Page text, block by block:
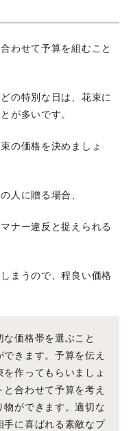
わせて予算を組むこと
の特別な日は、花束に
が多いです。
の価格を決めましょ
人に贈る場合、
ナー違反と捉えられる
まうので、程良い価格
価格帯を選ぶこと
きます。予算を伝え
作ってもらいましょ
合わせて予算を考え
物ができます。適切な
手に喜ばれる素敵なプ